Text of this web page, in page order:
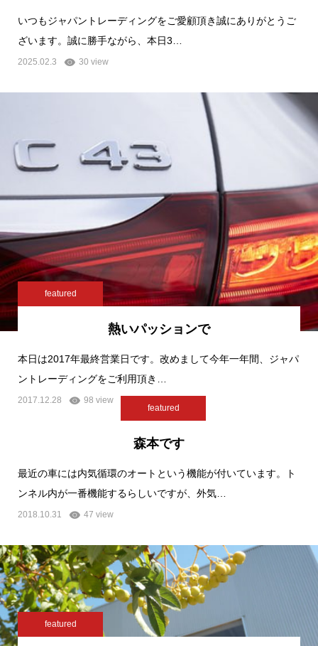
いつもジャパントレーディングをご愛顧頂き誠にありがとうご
ざいます。誠に勝手ながら、本日3…
2025.02.3 30 view
featured
熱いパッションで
本日は2017年最終営業日です。改めまして今年一年間、ジャパ
ントレーディングをご利用頂き…
2017.12.28 98 view
featured
森本です
最近の車には内気循環のオートという機能が付いています。ト
ンネル内が一番機能するらしいですが、外気…
2018.10.31 47 view
featured